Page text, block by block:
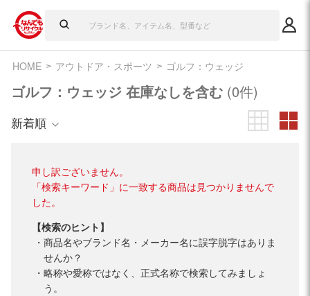
HOME アウトドア・スポーツ ゴルフ：ウェッジ
ゴルフ：ウェッジ 在庫なしを含む (0件)
新着順
申し訳ございません。
「検索キーワード」に一致する商品は見つかりませんで
した。
【検索のヒント】
商品名やブランド名・メーカー名に誤字脱字はありま
せんか？
略称や愛称ではなく、正式名称で検索してみましょ
う。